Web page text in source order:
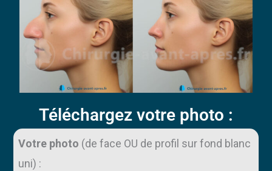
Téléchargez votre photo :
Votre photo (de face OU de profil sur fond blanc
uni) :